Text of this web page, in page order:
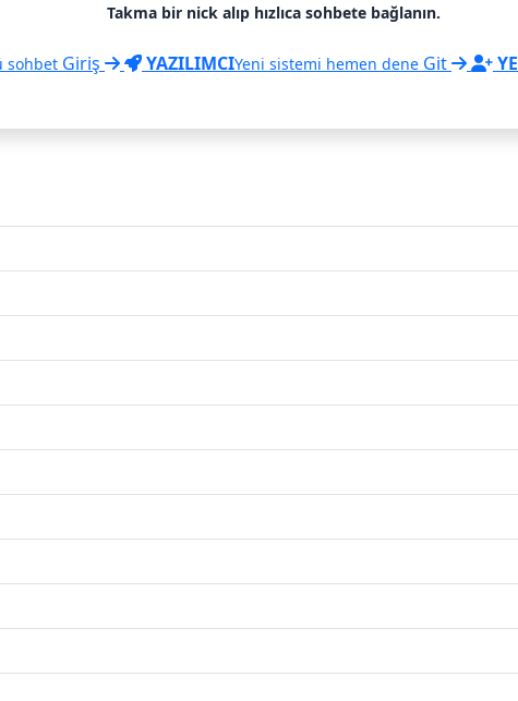
Takma bir nick alıp hızlıca sohbete bağlanın.
sohbet Giriş YAZILIMCIYeni sistemi hemen dene Git